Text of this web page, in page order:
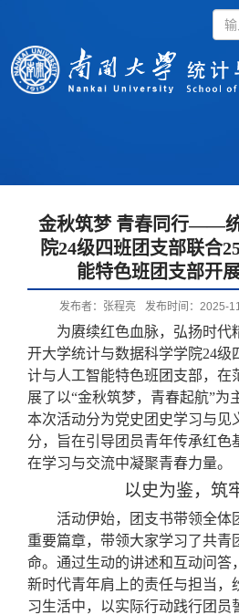
金秋筑梦 青春同行——
院24级四班团支部联合
能特色班团支部开
发布者：张程亮 发布时间：2025-
为赓续红色血脉，弘扬时代
开大学统计与数据科学学院24级
计与人工智能特色班团支部，在
展了以“金秋筑梦，青春起航”为
本次活动分为党史团史学习与见
分，旨在引导团员青年传承红色
在学习与交流中凝聚青春力量。
以史为鉴，筑
活动伊始，团支书带领全体
重要篇章，带领大家学习了共青
命。通过生动的讲述和互动问答
新时代青年肩上的责任与担当，
习生活中，以实际行动践行团员